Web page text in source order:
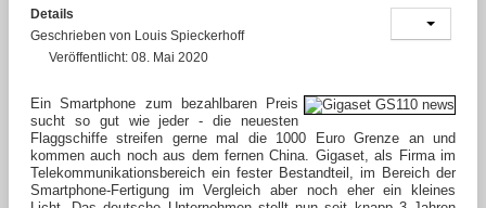
Details
Geschrieben von Louis Spieckerhoff
Veröffentlicht: 08. Mai 2020
Ein Smartphone zum bezahlbaren Preis
sucht so gut wie jeder - die neuesten
Flaggschiffe streifen gerne mal die 1000 Euro Grenze an und
kommen auch noch aus dem fernen China. Gigaset, als Firma im
Telekommunikationsbereich ein fester Bestandteil, im Bereich der
Smartphone-Fertigung im Vergleich aber noch eher ein kleines